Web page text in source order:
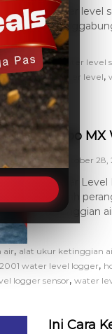
Water level
,apa itu water level
logger water level,
sensor meter
Hobo MX
October 28,
Water
adalah
ketinggian
air, alat ukur ketinggian
water level logger,
logger sensor, water
Ini Cara